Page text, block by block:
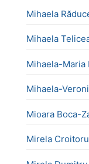
Mihaela
Mihaela
Mihaela-Maria
Mihaela-
Mioara Boca-
Mirela Croitoru